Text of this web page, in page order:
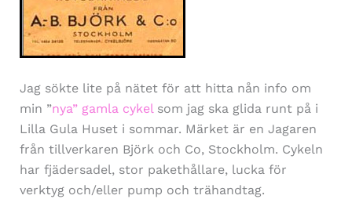
Jag sökte lite på nätet för att hitta nån info om
min ”nya” gamla cykel som jag ska glida runt på i
Lilla Gula Huset i sommar. Märket är en Jagaren
från tillverkaren Björk och Co, Stockholm. Cykeln
har fjädersadel, stor pakethållare, lucka för
verktyg och/eller pump och trähandtag.